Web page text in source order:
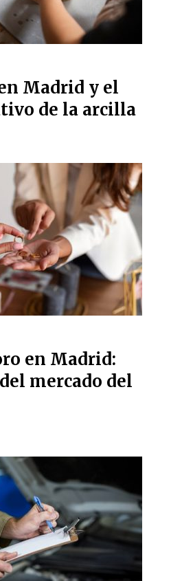
Madrid y el
de la arcilla
en Madrid:
mercado del